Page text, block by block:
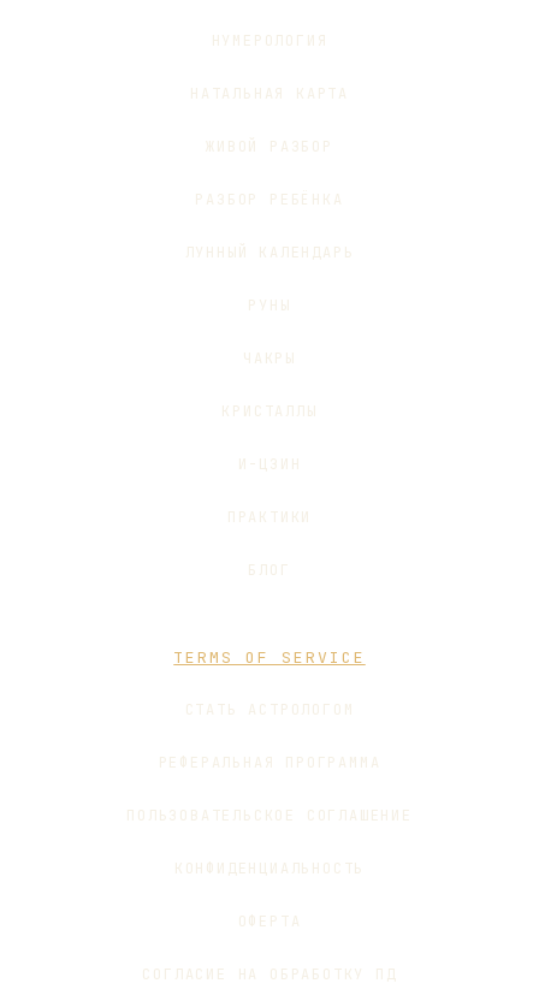
НУМЕРОЛОГИЯ
НАТАЛЬНАЯ КАРТА
ЖИВОЙ РАЗБОР
РАЗБОР РЕБЁНКА
ЛУННЫЙ КАЛЕНДАРЬ
РУНЫ
ЧАКРЫ
КРИСТАЛЛЫ
И-ЦЗИН
ПРАКТИКИ
БЛОГ
TERMS OF SERVICE
СТАТЬ АСТРОЛОГОМ
РЕФЕРАЛЬНАЯ ПРОГРАММА
ПОЛЬЗОВАТЕЛЬСКОЕ СОГЛАШЕНИЕ
КОНФИДЕНЦИАЛЬНОСТЬ
ОФЕРТА
СОГЛАСИЕ НА ОБРАБОТКУ ПД